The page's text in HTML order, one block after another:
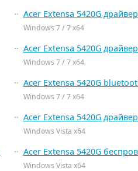
Acer Extensa 5420G
Windows 7 / 7 x64
Acer Extensa 5420G
Windows 7 / 7 x64
Acer Extensa 5420G
Windows 7 / 7 x64
Acer Extensa 5420G
Windows Vista x64
Acer Extensa 5420G
Windows Vista x64